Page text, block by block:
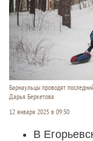
Барнаульцы проводят
Дарья Беркетова
12 января 2025 в 09:30
В